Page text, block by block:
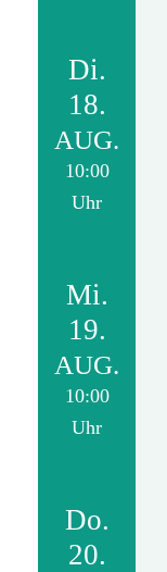
Di.
18.
AUG.
10:00
Uhr
Mi.
19.
AUG.
10:00
Uhr
Do.
20.